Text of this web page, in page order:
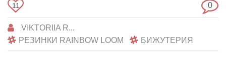
11 0
VIKTORIIA R...
РЕЗИНКИ RAINBOW LOOM
БИЖУТЕРИЯ